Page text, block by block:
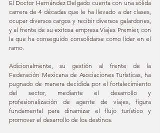
El Doctor Hernández Delgado cuenta con una sólida
carrera de 4 décadas que le ha llevado a dar clases,
ocupar diversos cargos y recibir diversos galardones,
y al frente de su exitosa empresa Viajes Premier, con
la que ha conseguido consolidarse como líder en el
ramo.
Adicionalmente, su gestión al frente de la
Federación Mexicana de Asociaciones Turísticas, ha
pugnado de manera decidida por el fortalecimiento
del sector, mediante el desarrollo y
profesionalización de agente de viajes, figura
fundamental para dinamizar el flujo turístico y
promover el desarrollo de los destinos.